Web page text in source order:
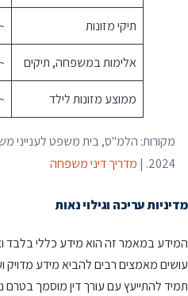
תיקי מזונות ~55,000/שנה
אלימות במשפחה, תיקים ~20,000/שנה
ממוצע מזונות לילד ~2,200 ₪/חודש
מקורות: הלמ"ס, בית משפט
2024. |
מדריך דיני משפחה
מדיניות עריכה וגילוי נאות
המידע במאמר זה הוא מידע כללי בלבד
עושים מאמצים רבים להביא מידע מדויק
תמיד להתייעץ עם עורך דין מוסמך